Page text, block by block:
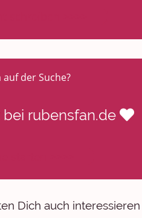
der Suche?
rubensfan.de
Dich auch interessieren